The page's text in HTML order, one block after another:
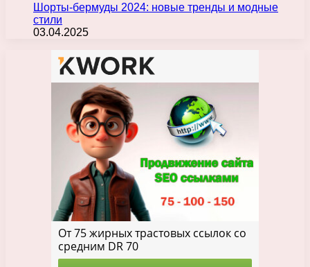
Шорты-бермуды 2024: новые тренды и модные
стили
03.04.2025